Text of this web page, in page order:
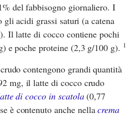
del fabbisogno giornaliero. I
acidi grassi saturi (a catena
Il latte di cocco contiene pochi
e poche proteine (2,3 g/100 g). 1
contengono grandi quantità
mg, il latte di cocco crudo
di cocco in scatola(0,77
è contenuto anche nellacrema